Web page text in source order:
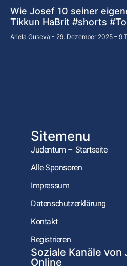
Wie Josef 10 seiner
Tikkun HaBrit #shorts
Ariela Guseva 29. Dezember 2025 – 9
Sitemenu
Judentum – Startseite
Alle Sponsoren
Impressum
Datenschutzerklärung
Kontakt
Registrieren
Soziale Kanäle von
Online